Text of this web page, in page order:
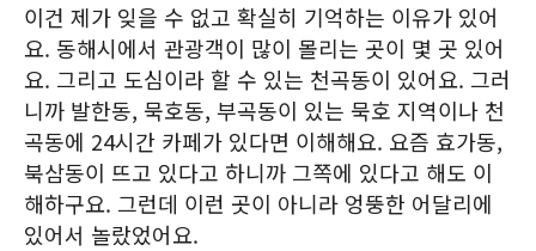
이건 제가 잊을 수 없고 확실히 기억하는 이유가 있어
요. 동해시에서 관광객이 많이 몰리는 곳이 몇 곳 있어
요. 그리고 도심이라 할 수 있는 천곡동이 있어요. 그러
니까 발한동, 묵호동, 부곡동이 있는 묵호 지역이나 천
곡동에 24시간 카페가 있다면 이해해요. 요즘 효가동,
북삼동이 뜨고 있다고 하니까 그쪽에 있다고 해도 이
해하구요. 그런데 이런 곳이 아니라 엉뚱한 어달리에
있어서 놀랐었어요.